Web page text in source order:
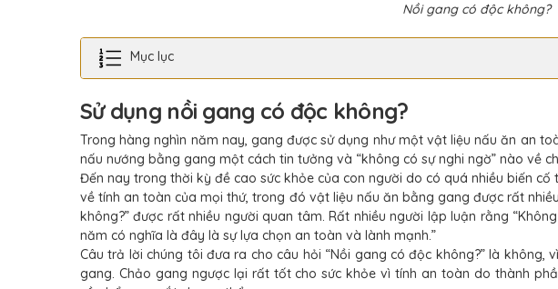
Nồi gang có độc không?
Mục lục
Sử dụng nồi gang có độc không?
Trong hàng nghìn năm nay, gang được sử dụng như một vật liệu nấu ăn an
nấu nướng bằng gang một cách tin tưởng và “không có sự nghi ngờ” nào về
Đến nay trong thời kỳ đề cao sức khỏe của con người do có quá nhiều biến
về tính an toàn của mọi thứ, trong đó vật liệu nấu ăn bằng gang được rất
không?” được rất nhiều người quan tâm. Rất nhiều người lập luận rằng
năm có nghĩa là đây là sự lựa chọn an toàn và lành mạnh.”
Câu trả lời chúng tôi đưa ra cho câu hỏi “Nồi gang có độc không?” là
gang. Chảo gang ngược lại rất tốt cho sức khỏe vì tính an toàn do thành